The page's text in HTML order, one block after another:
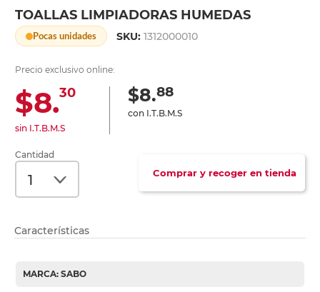
TOALLAS LIMPIADORAS HUMEDAS
Pocas unidades SKU:1312000010
Precio exclusivo online:
$8.30
sin I.T.B.M.S
$8.88
con I.T.B.M.S
Cantidad
Comprar y recoger en tienda
Características
MARCA: SABO